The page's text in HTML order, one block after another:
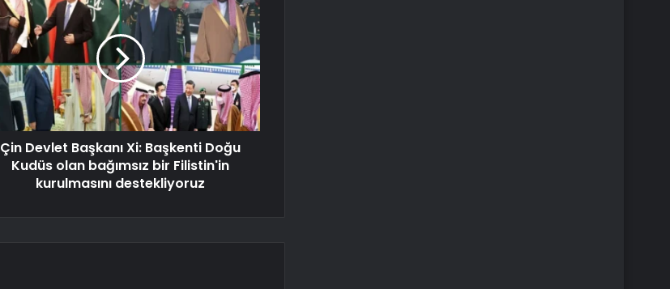
Çin Devlet Başkanı Xi: Başkenti Doğu
Kudüs olan bağımsız bir Filistin'in
kurulmasını destekliyoruz